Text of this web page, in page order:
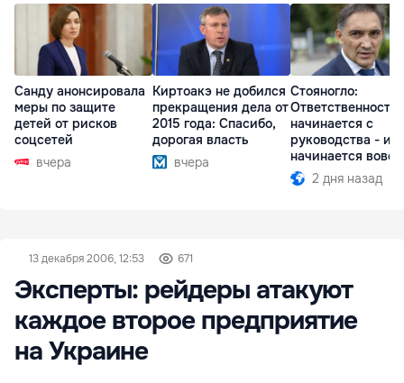
Санду анонсировала
меры по защите
детей от рисков
соцсетей
вчера
Киртоакэ не добился
прекращения дела от
2015 года: Спасибо,
дорогая власть
вчера
Стояногло:
Ответственность
начинается с
руководства -
начинается вовсе
2 дня назад
13 декабря 2006, 12:53 671
Эксперты: рейдеры атакуют
каждое второе предприятие
на Украине